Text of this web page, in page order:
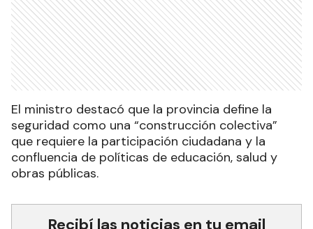
El ministro destacó que la provincia define la
seguridad como una “construcción colectiva”
que requiere la participación ciudadana y la
confluencia de políticas de educación, salud y
obras públicas.
Recibí las noticias en tu email